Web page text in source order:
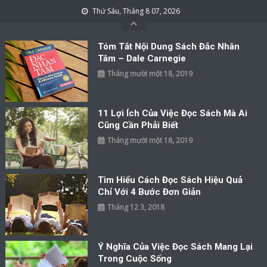
Thứ Sáu, Tháng 8 07, 2026
Tóm Tắt Nội Dung Sách Đắc Nhân
Tâm – Dale Carnegie
Tháng mười một 18, 2019
11 Lợi Ích Của Việc Đọc Sách Mà Ai
Cũng Cần Phải Biết
Tháng mười một 18, 2019
Tìm Hiểu Cách Đọc Sách Hiệu Quả
Chỉ Với 4 Bước Đơn Giản
Tháng 12 3, 2018
Ý Nghĩa Của Việc Đọc Sách Mang Lại
Trong Cuộc Sống